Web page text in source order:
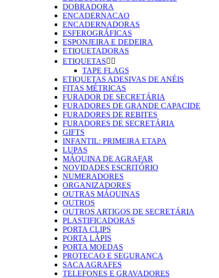
DOBRADORA
ENCADERNACAO
ENCADERNADORAS
ESFEROGRÁFICAS
ESPONJEIRA E DEDEIRA
ETIQUETADORAS
ETIQUETAS 
TAPE FLAGS
ETIQUETAS ADESIVAS DE ANÉIS
FITAS MÉTRICAS
FURADOR DE SECRETÁRIA
FURADORES DE GRANDE CAPACIDE
FURADORES DE REBITES
FURADORES DE SECRETÁRIA
GIFTS
INFANTIL: PRIMEIRA ETAPA
LUPAS
MÁQUINA DE AGRAFAR
NOVIDADES ESCRITÓRIO
NUMERADORES
ORGANIZADORES
OUTRAS MÁQUINAS
OUTROS
OUTROS ARTIGOS DE SECRETÁRIA
PLASTIFICADORAS
PORTA CLIPS
PORTA LÁPIS
PORTA MOEDAS
PROTECAO E SEGURANCA
SACA AGRAFES
TELEFONES E GRAVADORES